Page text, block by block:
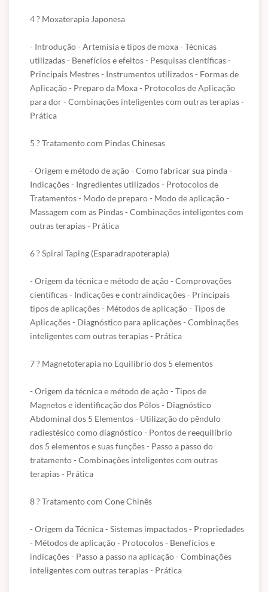
terapias - Prática
9 – Auriculoterapia Quântica
- As emoções e a Medicina Tradicional Chinesa - A Auriculoterapia
e a Física Quântica - Colapso de Função de Onda - Introdução aos
cristais programados - Indicações - Rapport - Técnicas de
reequilíbrio emocional - Combinações inteligentes com outras
Certificado:Incluso
Acesso por 1 ano ao curso
Para pagamentos a vista via PIX clique no ícone do watzap da
plataforma e fale diretamente conosco
4 ? Moxaterapia Japonesa
- Introdução - Artemísia e tipos de moxa - Técnicas
utilizadas - Benefícios e efeitos - Pesquisas científicas -
Principais Mestres - Instrumentos utilizados - Formas de
Aplicação - Preparo da Moxa - Protocolos de Aplicação
para dor - Combinações inteligentes com outras terapias -
Prática
5 ? Tratamento com Pindas Chinesas
- Origem e método de ação - Como fabricar sua pinda -
Indicações - Ingredientes utilizados - Protocolos de
Tratamentos - Modo de preparo - Modo de aplicação -
Massagem com as Pindas - Combinações inteligentes com
outras terapias - Prática
6 ? Spiral Taping (Esparadrapoterapia)
- Origem da técnica e método de ação - Comprovações
científicas - Indicações e contraindicações - Principais
tipos de aplicações - Métodos de aplicação - Tipos de
Aplicações - Diagnóstico para aplicações - Combinações
inteligentes com outras terapias - Prática
7 ? Magnetoterapia no Equilíbrio dos 5 elementos
- Origem da técnica e método de ação - Tipos de
Magnetos e identificação dos Pólos - Diagnóstico
Abdominal dos 5 Elementos - Utilização do pêndulo
radiestésico como diagnóstico - Pontos de reequilíbrio
dos 5 elementos e suas funções - Passo a passo do
tratamento - Combinações inteligentes com outras
terapias - Prática
8 ? Tratamento com Cone Chinês
- Origem da Técnica - Sistemas impactados - Propriedades
- Métodos de aplicação - Protocolos - Benefícios e
indicações - Passo a passo na aplicação - Combinações
inteligentes com outras terapias - Prática